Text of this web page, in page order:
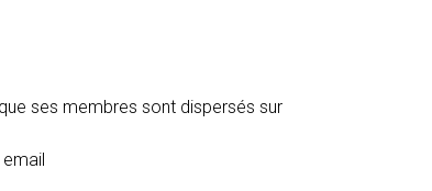
ses membres sont dispersés sur